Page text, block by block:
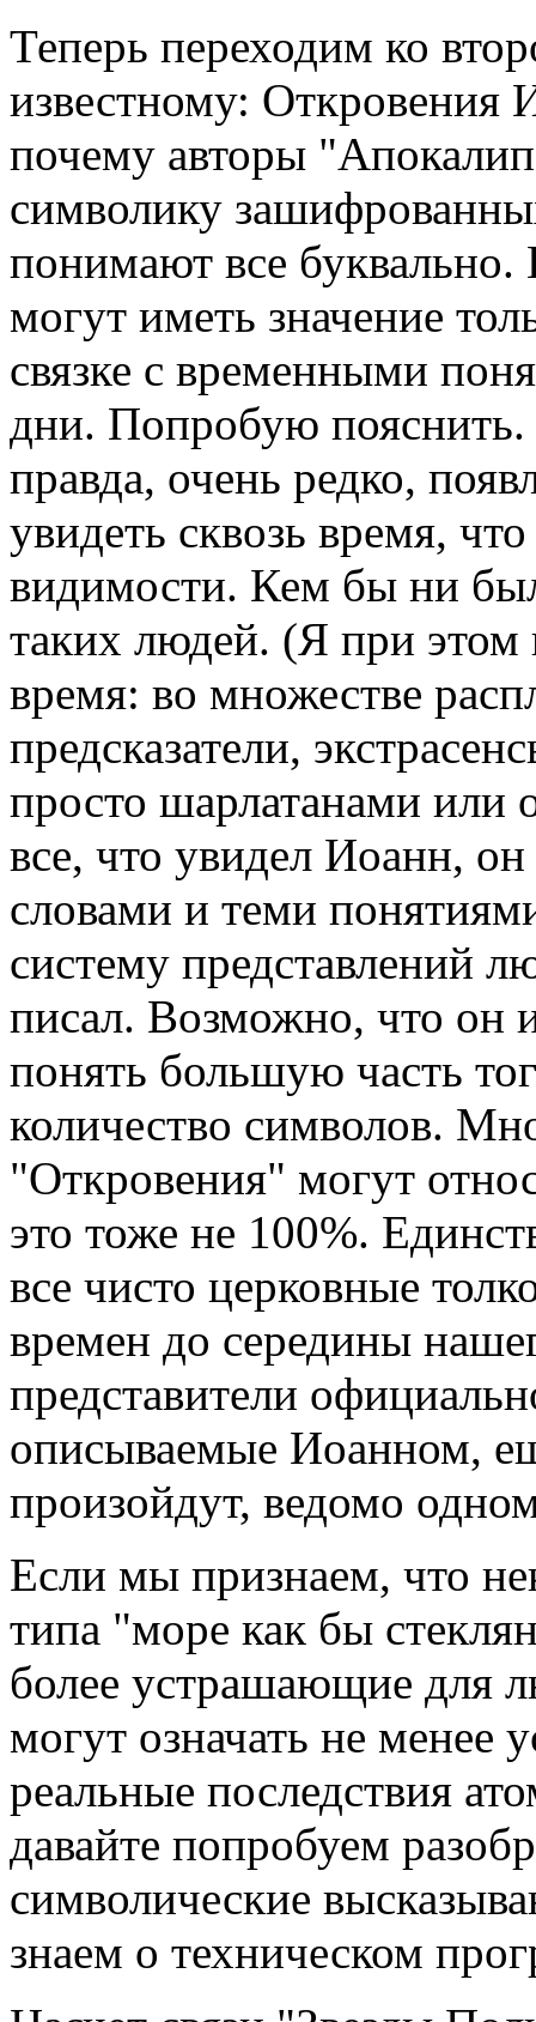
Теперь переходим ко
известному:
почему авторы
символику
понимают все
могут иметь значение
связке с временными
дни. Попробую
правда, очень редко,
увидеть сквозь время,
видимости. Кем бы ни
таких людей. (Я при
время: во множестве
предсказатели,
просто шарлатанами или
все, что увидел Иоанн,
словами и теми
систему представлений
писал. Возможно, что он
понять большую часть
количество символов.
"Откровения" могут
это тоже не 100%.
все чисто церковные
времен до середины
представители
описываемые Иоанном,
произойдут, ведомо
Если мы признаем, что
типа "море как бы
более устрашающие для
могут означать не
реальные последствия
давайте попробуем
символические
знаем о техническом